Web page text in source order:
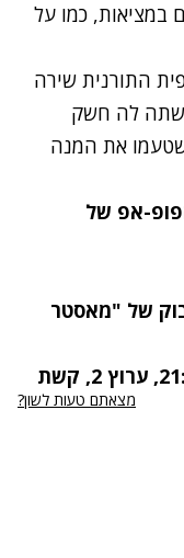
במציאות, כמו על
התורנית שירה
לה חשק
את המנה
אפ של
של "מאסטר
מצאתם טעות לשון?